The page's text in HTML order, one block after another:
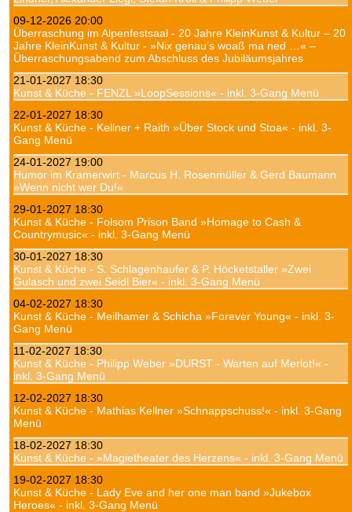
09-12-2026 20:00
Überraschung im Alpenfestsaal - 20 Jahre KleinKunst & Kultur – 20
Jahre KleinKunst & Kultur - »Nix genau’s woaß ma ned …« –
Überraschungsabend zum Abschluss des Jubiläumsjahres
21-01-2027 18:30
Kunst & Küche - FENZL »LoopSessions« - inkl. 3-Gang Menü
22-01-2027 18:30
Kunst & Küche - Kellner + Raith »Über Stock und Stoa« - inkl. 3-
Gang Menü
24-01-2027 19:00
Humor im Kramerwirt - Marcus H. Rosenmüller & Gerd Baumann
»Wenn nicht wer Du!«
29-01-2027 18:30
Kunst & Küche - Folsom Prison Band »Homage to Cash &
Countrymusic« - inkl. 3-Gang Menü
30-01-2027 18:30
Kunst & Küche - S. Schlagenhaufer & P. Höcketstaller »Zwei
Gulasch und zwei Seidl Bier« - inkl. 3-Gang Menü
04-02-2027 18:30
Kunst & Küche - Meilhamer & Schicha »Forever Young« - inkl. 3-
Gang Menü
11-02-2027 18:30
Kunst & Küche - Philipp Weber »DURST - Warten auf Merlot!« -
inkl. 3-Gang Menü
12-02-2027 18:30
Kunst & Küche - Mathias Kellner »Schnappschuss!« - inkl. 3-Gang
Menü
18-02-2027 18:30
Kunst & Küche - »Magietheater des Herzens« - inkl. 3-Gang Menü
19-02-2027 18:30
Kunst & Küche - Lady Eve and her one man band »Jukebox
Heroes« - inkl. 3-Gang Menü